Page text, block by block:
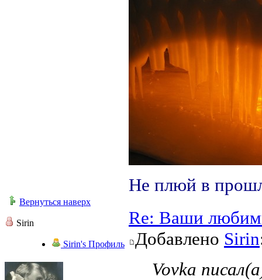
Не плюй в
Вернуться наверх
Sirin
Sirin's Профиль
Re: Ваши
Добавлено Sirin
Vovka